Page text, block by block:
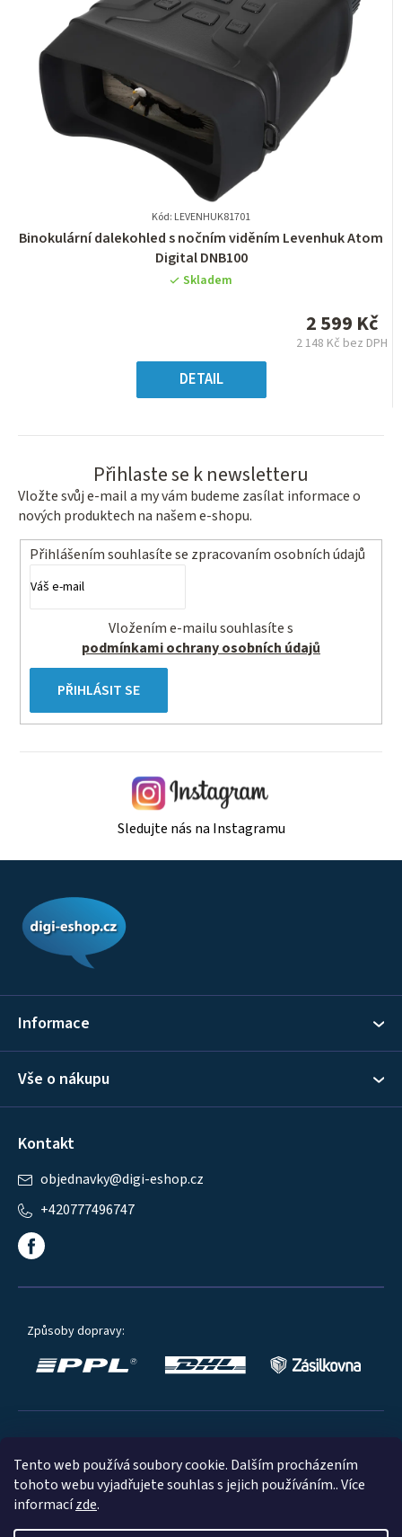
Tento web používá soubory cookie. Dalším procházením
tohoto webu vyjadřujete souhlas s jejich používáním.. Více
informacízde.
Kód: LEVENHUK81701
Průměrné
hodnocení
produktu
hvězdiček.
Binokulární dalekohled s nočním viděním Levenhuk Atom
Digital DNB100
Skladem
2 599 Kč
2 148 Kč bez DPH
DETAIL
Přihlaste se k newsletteru
Vložte svůj e-mail a my vám budeme zasílat informace o
nových produktech na našem e-shopu.
Přihlášením souhlasíte se zpracovaním osobních údajů
podmínkami ochrany osobních údajů
PŘIHLÁSIT SE
Sledujte nás na Instagramu
Informace
Vše o nákupu
Kontakt
objednavky@digi-eshop.cz
+420777496747
Způsoby dopravy:
Oblíbené způsoby platby: